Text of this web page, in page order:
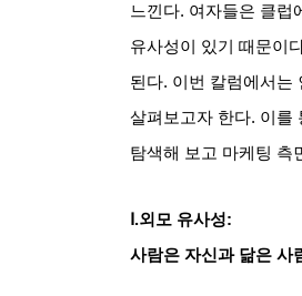
느낀다. 여자들은 클럽
유사성이 있기 때문이
된다. 이번 칼럼에서는
살펴보고자 한다. 이를
탐색해 보고 마케팅 측
Ⅰ.외모 유사성:
사람은 자신과 닮은 사